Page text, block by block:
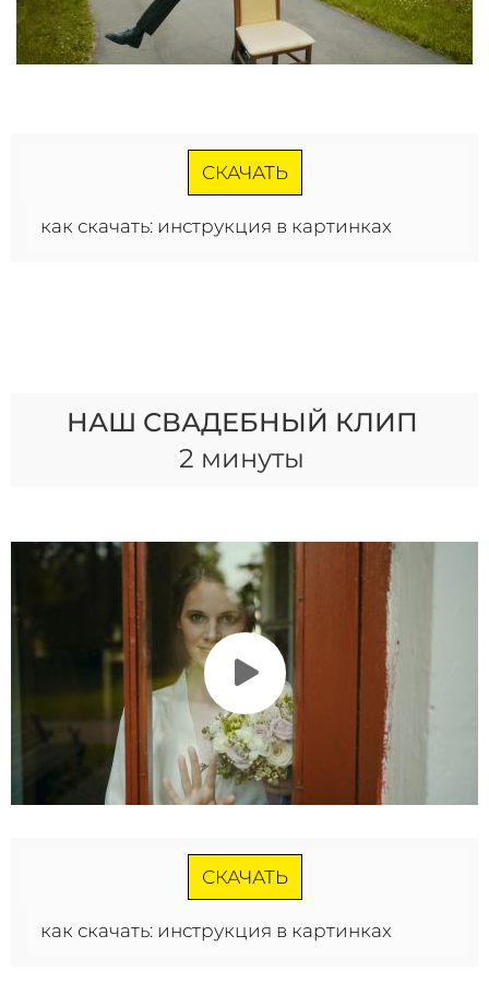
СКАЧАТЬ
как скачать: инструкция в картинках
НАШ СВАДЕБНЫЙ КЛИП
2 минуты
СКАЧАТЬ
как скачать: инструкция в картинках